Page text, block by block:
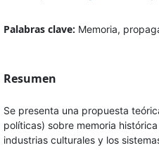
Palabras clave: Memoria,
Resumen
Se presenta una propuesta
políticas) sobre memoria
industrias culturales y los